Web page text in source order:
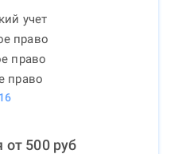
учет
право
право
право
16
от 500руб